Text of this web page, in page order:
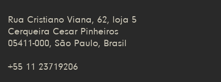
Rua Cristiano Viana, 62, loja 5
Cerqueira Cesar Pinheiros
05411-000, São Paulo, Brasil
+55 11 23719206